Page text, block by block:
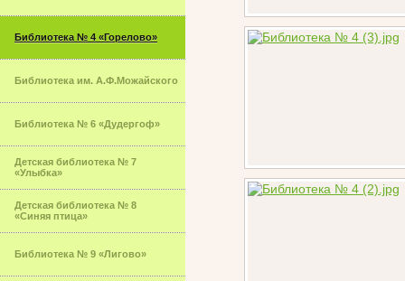
Библиотека № 4 «Горелово»
Библиотека им. А.Ф.Можайского
Библиотека № 6 «Дудергоф»
Детская библиотека № 7
«Улыбка»
Детская библиотека № 8
«Синяя птица»
Библиотека № 9 «Лигово»